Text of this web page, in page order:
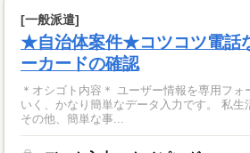
[一般派遣]
★自治体案件★コツコツ電話
ーカードの確認
＊オシゴト内容＊ ユーザー情報を専用フォームに そのまま入力して
いく、かなり簡単なデータ入力です。 私
その他、簡単な事...